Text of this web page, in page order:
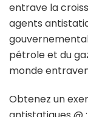
entrave la
agents
pétrole et du
monde
Obtenez un